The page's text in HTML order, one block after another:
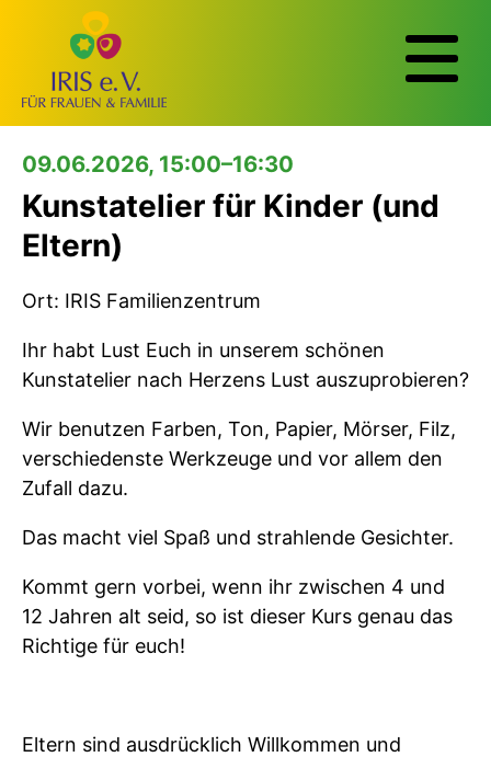
09.06.2026, 15:00–16:30
Kunstatelier für Kinder (und
Eltern)
Ort: IRIS Familienzentrum
Ihr habt Lust Euch in unserem schönen
Kunstatelier nach Herzens Lust auszuprobieren?
Wir benutzen Farben, Ton, Papier, Mörser, Filz,
verschiedenste Werkzeuge und vor allem den
Zufall dazu.
Das macht viel Spaß und strahlende Gesichter.
Kommt gern vorbei, wenn ihr zwischen 4 und
12 Jahren alt seid, so ist dieser Kurs genau das
Richtige für euch!
Eltern sind ausdrücklich Willkommen und